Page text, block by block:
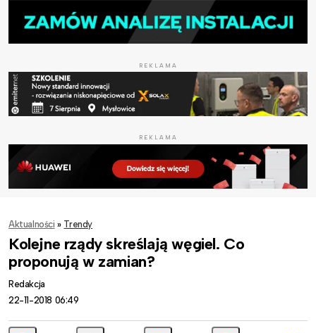
REKLAMA
REKLAMA
Aktualności » Trendy
Kolejne rządy skreślają węgiel. Co
proponują w zamian?
Redakcja
22-11-2018 06:49